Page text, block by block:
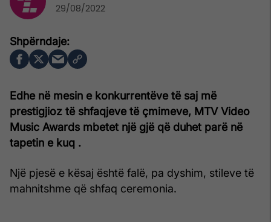
Edhe në mesin e konkurrentëve të saj më
prestigjioz të shfaqjeve të çmimeve, MTV Video
Music Awards mbetet një gjë që duhet parë në
tapetin e kuq .
Një pjesë e kësaj është falë, pa dyshim, stileve të
mahnitshme që shfaq ceremonia.
29/08/2022